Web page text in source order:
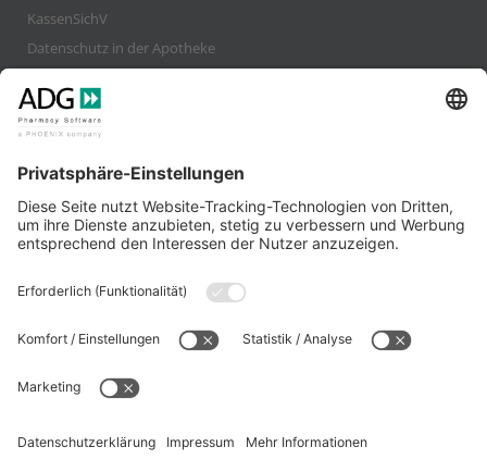
KassenSichV
Datenschutz in der Apotheke
securPharm
Karriere
Kundenstimmen / Interviews
Presse
Disclaimer
Impressum